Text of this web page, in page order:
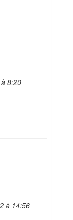
8:20
à 14:56